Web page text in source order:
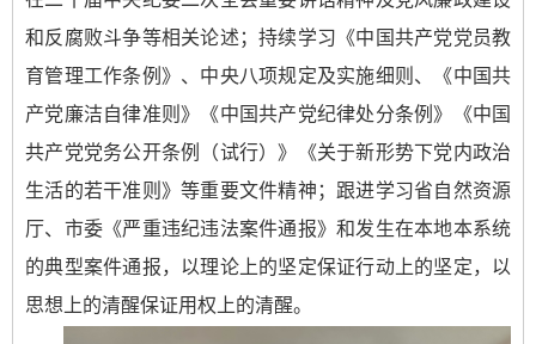
和反腐败斗争等相关论述；持续学习《中国共产党党员教
育管理工作条例》、中央八项规定及实施细则、《中国共
产党廉洁自律准则》《中国共产党纪律处分条例》《中国
共产党党务公开条例（试行）》《关于新形势下党内政治
生活的若干准则》等重要文件精神；跟进学习省自然资源
厅、市委《严重违纪违法案件通报》和发生在本地本系统
的典型案件通报，以理论上的坚定保证行动上的坚定，以
思想上的清醒保证用权上的清醒。